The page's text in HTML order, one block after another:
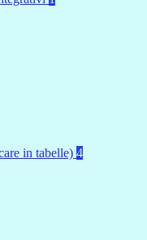
in tabelle) 4